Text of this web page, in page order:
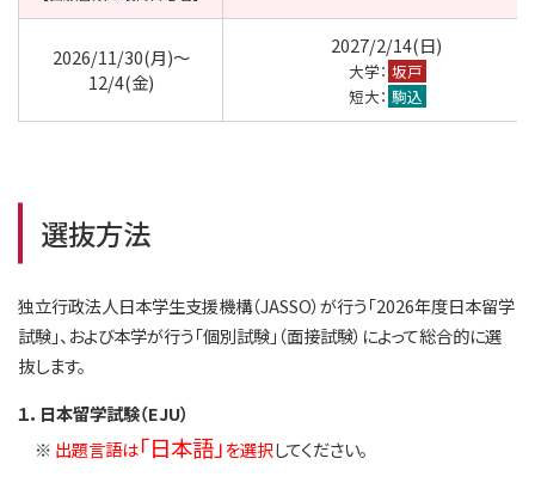
2026/11/30(月)～
12/4(金)
2027/2/14(日)
大学： 坂戸
短大： 駒込
選抜方法
独立行政法人日本学生支援機構（JASSO）が行う「2026年度日本留学
試験」、および本学が行う「個別試験」（面接試験）によって総合的に選
抜します。
１．日本留学試験（EJU）
※ 出題言語は「日本語」を選択してください。